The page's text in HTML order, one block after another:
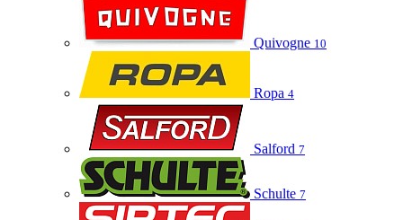
Quivogne 10
Ropa 4
Salford 7
Schulte 7